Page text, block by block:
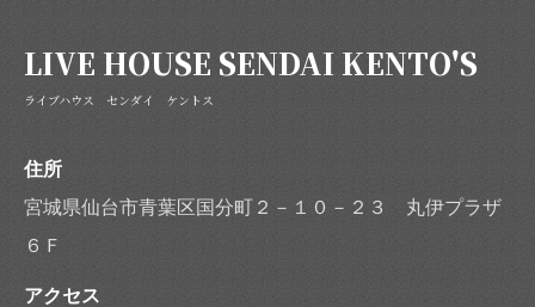
LIVE HOUSE SENDAI KENTO'S
ライブハウス センダイ ケントス
住所
宮城県仙台市青葉区国分町２－１０－２３ 丸伊プラザ
６Ｆ
アクセス